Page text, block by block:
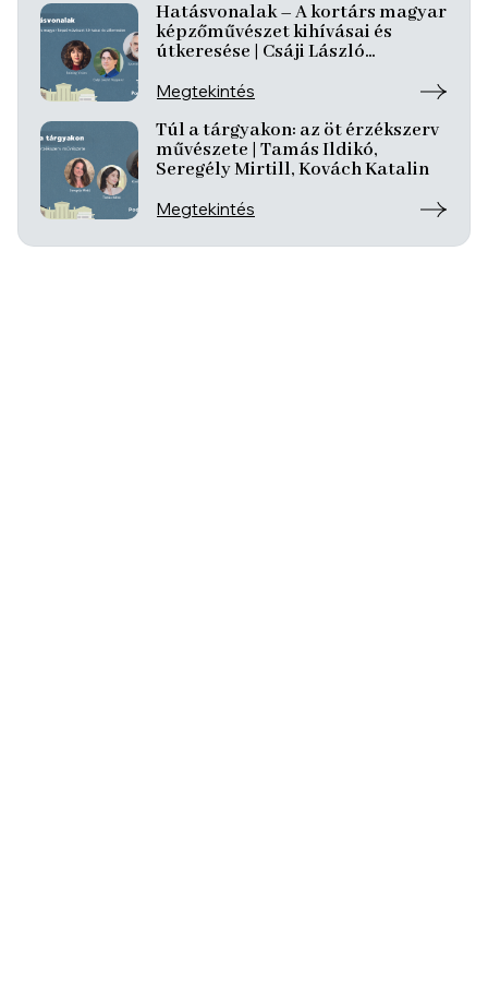
Hatásvonalak – A kortárs magyar
képzőművészet kihívásai és
útkeresése | Csáji László
József
Megtekintés
Túl a tárgyakon: az öt érzékszerv
művészete | Tamás Ildikó,
Seregély Mirtill, Kovách Katalin
Megtekintés